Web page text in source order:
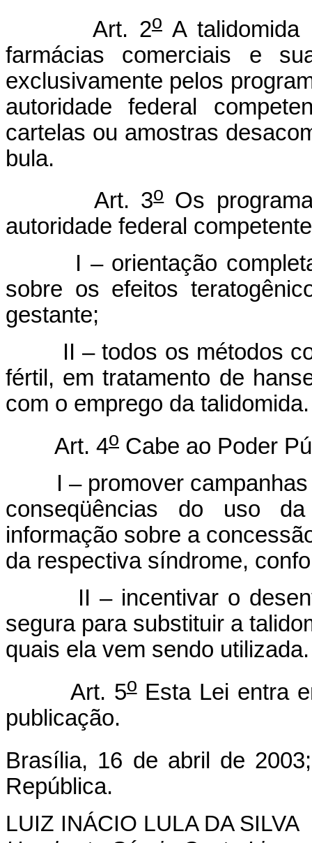
Art. 2oA talidomida
farmácias comerciais e
exclusivamente pelos
autoridade federal
cartelas ou amostras
bula.
Art. 3oOs
autoridade federal
I – orientação completa
sobre os efeitos
gestante;
II – todos os métodos
fértil, em tratamento de
com o emprego da talidomida.
Art. 4o Cabe ao Poder
I – promover campanhas
conseqüências do uso
informação sobre a
da respectiva síndrome,
II – incentivar o
segura para substituir a
quais ela vem sendo utilizada.
Art. 5oEsta Lei entra
publicação.
Brasília, 16 de abril de
República.
LUIZ INÁCIO LULA DA SILVA